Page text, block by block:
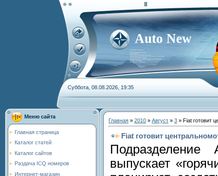
Auto New
Суббота, 08.08.2026, 19:35
Меню сайта
Главная страница
Каталог статей
Каталог сайтов
Раздача ICQ номеров
Интернет-магазин
Главная » 2010 » Август » 3 » Fiat готовит
Fiat готовит
Подразделение
выпускает